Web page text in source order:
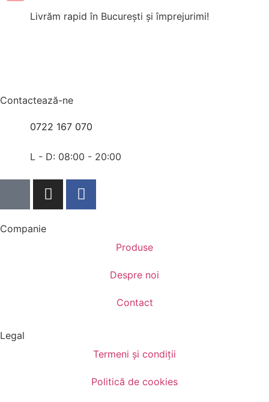
Livrăm rapid în București și împrejurimi!
Contactează-ne
0722 167 070
L - D: 08:00 - 20:00
Companie
Produse
Despre noi
Contact
Legal
Termeni și condiții
Politică de cookies